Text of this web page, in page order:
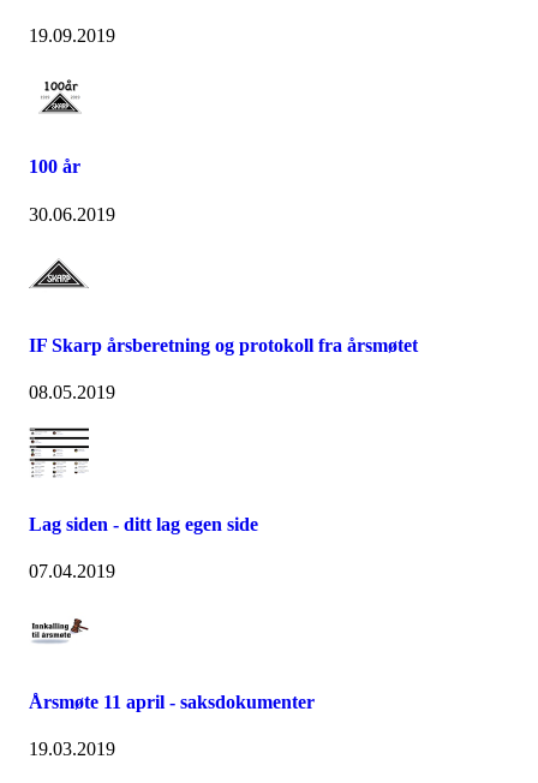
19.09.2019
100 år
30.06.2019
IF Skarp årsberetning og protokoll fra årsmøtet
08.05.2019
Lag siden - ditt lag egen side
07.04.2019
Årsmøte 11 april - saksdokumenter
19.03.2019